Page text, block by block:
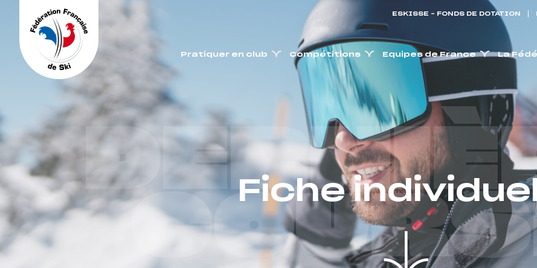
ESKISSE – FONDS DE DOTATION
Pratiquer en club Compétitions Equipes de France La
Fiche